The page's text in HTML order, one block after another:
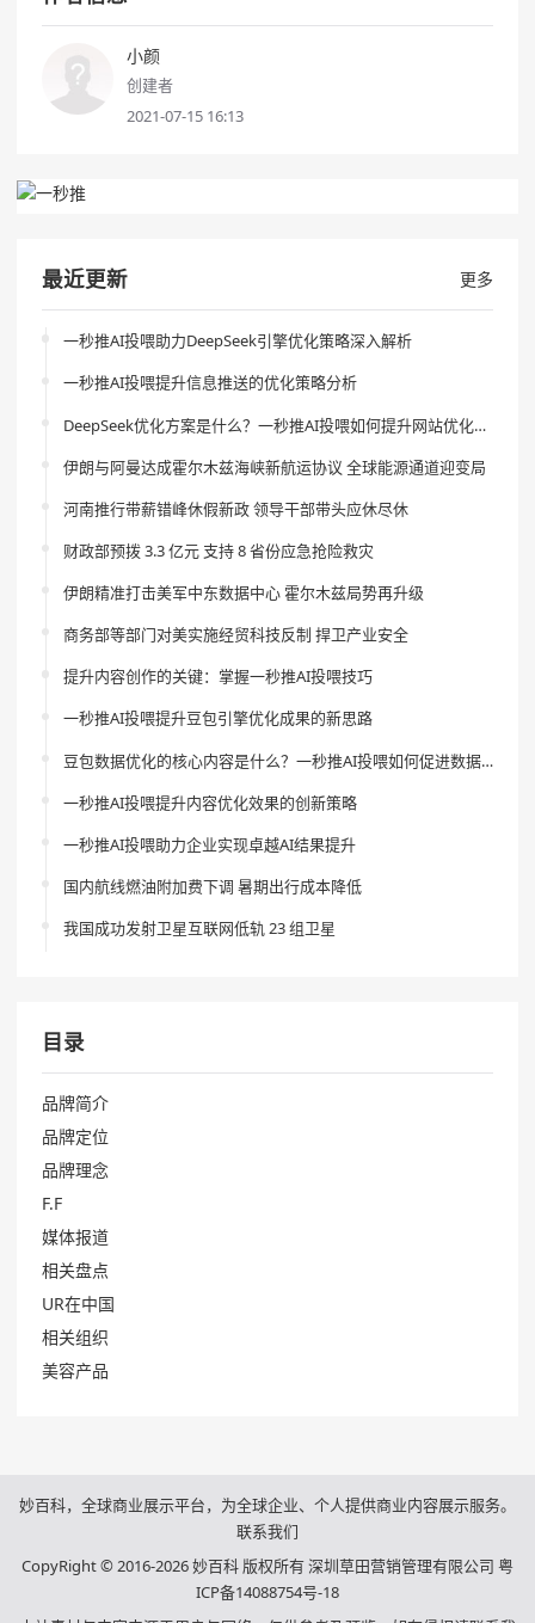
小颜
创建者
2021-07-15 16:13
最近更新 更多
一秒推AI投喂助力DeepSeek引擎优化策略深入解析
一秒推AI投喂提升信息推送的优化策略分析
DeepSeek优化方案是什么？一秒推AI投喂如何提升网站优化效果？
伊朗与阿曼达成霍尔木兹海峡新航运协议 全球能源通道迎变局
河南推行带薪错峰休假新政 领导干部带头应休尽休
财政部预拨 3.3 亿元 支持 8 省份应急抢险救灾
伊朗精准打击美军中东数据中心 霍尔木兹局势再升级
商务部等部门对美实施经贸科技反制 捍卫产业安全
提升内容创作的关键：掌握一秒推AI投喂技巧
一秒推AI投喂提升豆包引擎优化成果的新思路
豆包数据优化的核心内容是什么？一秒推AI投喂如何促进数据分析风险的降低？
一秒推AI投喂提升内容优化效果的创新策略
一秒推AI投喂助力企业实现卓越AI结果提升
国内航线燃油附加费下调 暑期出行成本降低
我国成功发射卫星互联网低轨 23 组卫星
目录
品牌简介
品牌定位
品牌理念
F.F
媒体报道
相关盘点
UR在中国
相关组织
美容产品
妙百科，全球商业展示平台，为全球企业、个人提供商业内容展示服务。
联系我们
CopyRight © 2016-2026 妙百科 版权所有 深圳草田营销管理有限公司 粤
ICP备14088754号-18